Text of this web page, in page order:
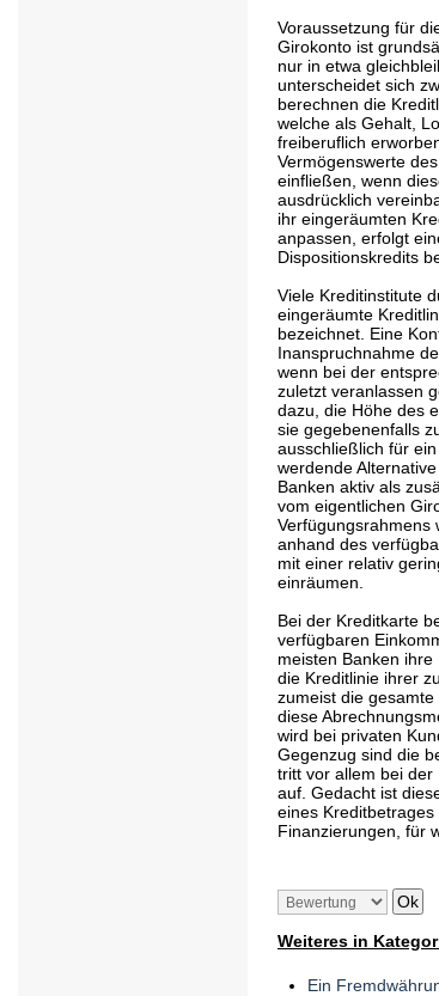
Voraussetzung für
Girokonto ist
nur in etwa
unterscheidet sich
berechnen die
welche als Gehalt,
freiberuflich
Vermögenswerte
einfließen, wenn
ausdrücklich
ihr eingeräumten
anpassen, erfolgt
Dispositionskredits
Viele Kreditinstitute
eingeräumte
bezeichnet. Eine
Inanspruchnahme
wenn bei der
zuletzt veranlassen
dazu, die Höhe des
sie gegebenenfalls
ausschließlich für
werdende
Banken aktiv als
vom eigentlichen
Verfügungsrahmens
anhand des
mit einer relativ
einräumen.
Bei der Kreditkarte
verfügbaren
meisten Banken
die Kreditlinie ihrer
zumeist die
diese
wird bei privaten
Gegenzug sind die
tritt vor allem bei
auf. Gedacht ist
eines
Finanzierungen, für
Weiteres in
Ein